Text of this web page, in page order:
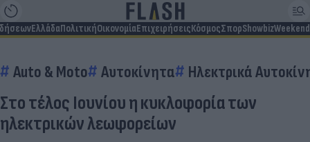
ΕλλάδαΠολιτικήΟικονομίαΕπιχειρήσειςΚόσμοςΣπορShowbizWeekend
Auto & Moto Αυτοκίνητα Ηλεκτρικά
Στο τέλος Ιουνίου η κυκλοφορία των
ηλεκτρικών λεωφορείων